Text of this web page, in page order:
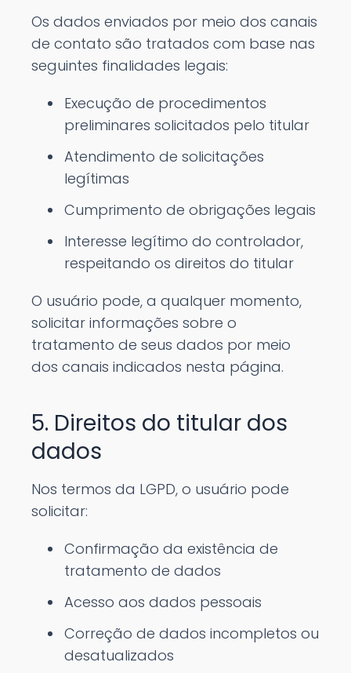
Os dados enviados por meio dos canais
de contato são tratados com base nas
seguintes finalidades legais:
Execução de procedimentos
preliminares solicitados pelo titular
Atendimento de solicitações
legítimas
Cumprimento de obrigações legais
Interesse legítimo do controlador,
respeitando os direitos do titular
O usuário pode, a qualquer momento,
solicitar informações sobre o
tratamento de seus dados por meio
dos canais indicados nesta página.
5. Direitos do titular dos
dados
Nos termos da LGPD, o usuário pode
solicitar:
Confirmação da existência de
tratamento de dados
Acesso aos dados pessoais
Correção de dados incompletos ou
desatualizados